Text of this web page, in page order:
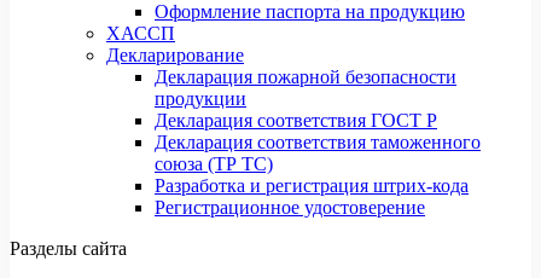
Оформление паспорта на продукцию
ХАССП
Декларирование
Декларация пожарной безопасности
продукции
Декларация соответствия ГОСТ Р
Декларация соответствия таможенного
союза (ТР ТС)
Разработка и регистрация штрих-кода
Регистрационное удостоверение
Разделы сайта